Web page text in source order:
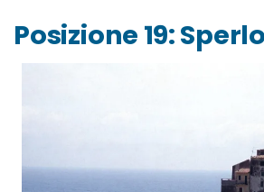
Posizione 19: